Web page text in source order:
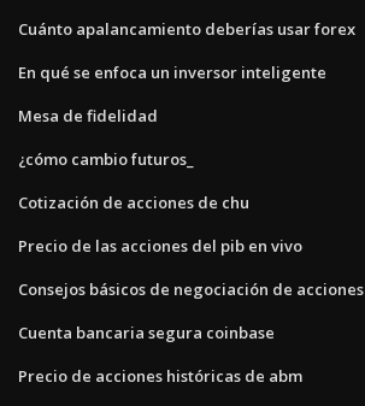
Cuánto apalancamiento deberías usar forex
En qué se enfoca un inversor inteligente
Mesa de fidelidad
¿cómo cambio futuros_
Cotización de acciones de chu
Precio de las acciones del pib en vivo
Consejos básicos de negociación de acciones
Cuenta bancaria segura coinbase
Precio de acciones históricas de abm